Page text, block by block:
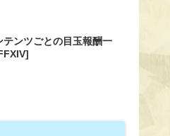
テンツごとの目玉報酬一